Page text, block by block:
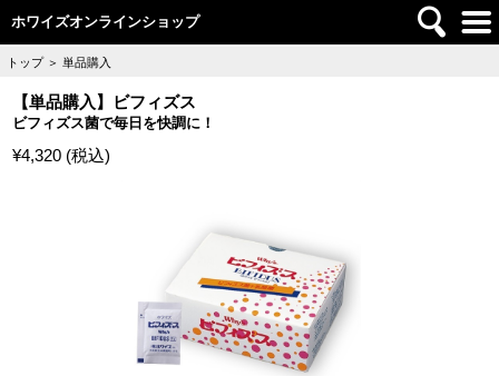
ホワイズオンラインショップ
トップ ＞ 単品購入
【単品購入】ビフィズス
ビフィズス菌で毎日を快調に！
¥4,320 (税込)